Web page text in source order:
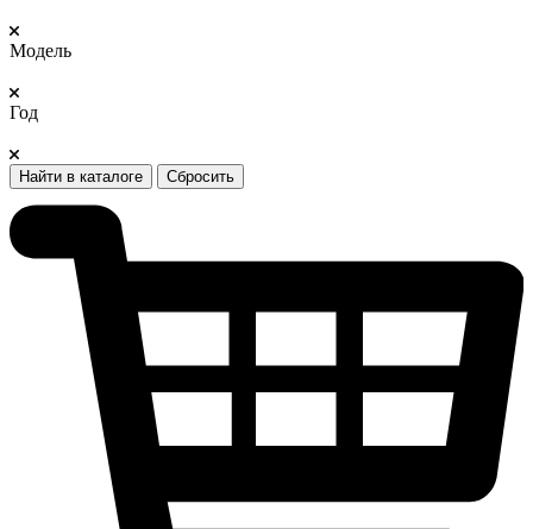
Модель
Год
Найти в каталоге Сбросить